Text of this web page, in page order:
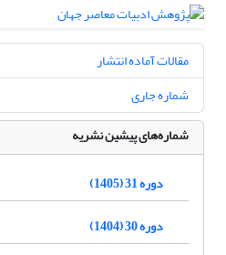
مقالات آماده انتشار
شماره جاری
شماره‌های پیشین نشریه
دوره 31 (1405)
دوره 30 (1404)